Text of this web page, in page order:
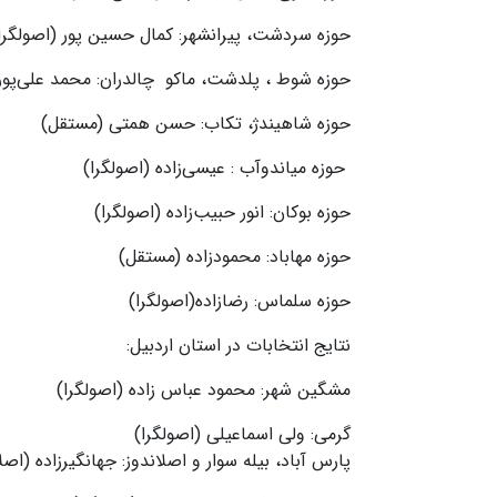
حوزه سردشت، پیرانشهر: کمال حسین پور
حوزه شوط ، پلدشت، ماکو چالدران: محمد
حوزه شاهیندژ، تکاب: حسن همتی (مستقل)
حوزه میاندوآب : عیسی‌زاده (اصولگرا)
حوزه بوکان: انور حبیب‌زاده (اصولگرا)
حوزه مهاباد: محمودزاده (مستقل)
حوزه سلماس: رضازاده(اصولگرا)
نتایج انتخابات در استان اردبیل:
مشگین شهر: محمود عباس زاده (اصولگرا)
گرمی: ولی اسماعیلی (اصولگرا)
پارس آباد، بیله سوار و اصلاندوز: جهانگیرزاده